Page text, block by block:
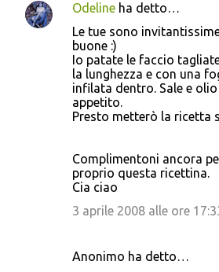
C
Odeline ha detto…
Le tue sono
buone :)
Io patate le faccio
la lunghezza e con una
infilata dentro. Sale e
appetito.
Presto metterò la ricetta
Complimentoni ancora
proprio questa ricettina.
Cia ciao
3 aprile 2008 alle ore
Anonimo ha detto…